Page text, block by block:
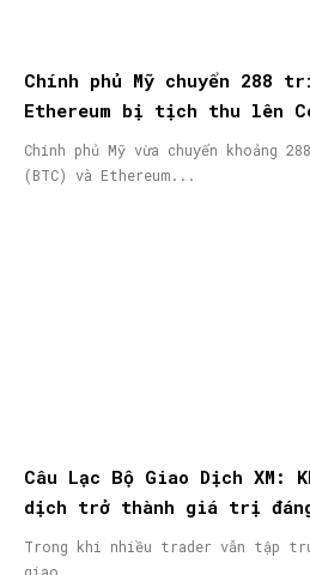
Chính phủ Mỹ chuyển 288
Ethereum bị tịch thu lên
Chính phủ Mỹ vừa chuyển khoảng
(BTC) và Ethereum...
Câu Lạc Bộ Giao Dịch XM:
dịch trở thành giá trị
Trong khi nhiều trader vẫn tập
giao...